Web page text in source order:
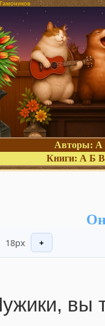
Авторы: А
Книги: А Б В
18px +
вы